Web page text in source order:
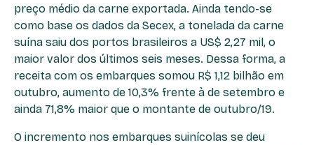
preço médio da carne exportada. Ainda tendo-se
como base os dados da Secex, a tonelada da carne
suína saiu dos portos brasileiros a US$ 2,27 mil, o
maior valor dos últimos seis meses. Dessa forma, a
receita com os embarques somou R$ 1,12 bilhão em
outubro, aumento de 10,3% frente à de setembro e
ainda 71,8% maior que o montante de outubro/19.
O incremento nos embarques suinícolas se deu